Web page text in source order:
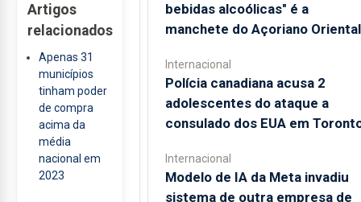
Artigos
relacionados
Apenas 31
municípios
tinham poder
de compra
acima da
média
nacional em
2023
bebidas alcoólicas" é a
manchete do Açoriano Oriental
Internacional
Polícia canadiana acusa 2
adolescentes do ataque a
consulado dos EUA em
Internacional
Modelo de IA da Meta invadiu
sistema de outra empresa de